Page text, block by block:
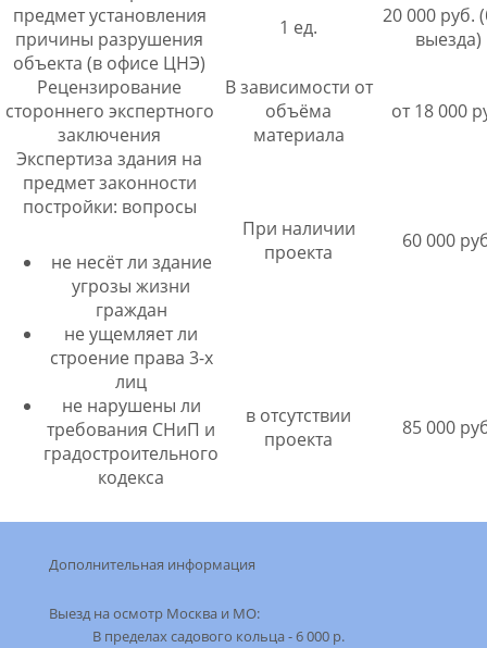
предмет установления
причины разрушения
объекта (в офисе ЦНЭ)
1 ед.
20 000 руб.
выезда)
Рецензирование
стороннего экспертного
заключения
В зависимости от
объёма
материала
от 18 000
Экспертиза здания на
предмет законности
постройки: вопросы
не несёт ли здание
угрозы жизни
граждан
не ущемляет ли
строение права 3-х
лиц
не нарушены ли
требования СНиП и
градостроительного
кодекса
При наличии
проекта
60 000
в отсутствии
проекта
85 000
Дополнительная информация
Выезд на оcмотр Москва и МО:
В пределах садового кольца - 6 000 р.